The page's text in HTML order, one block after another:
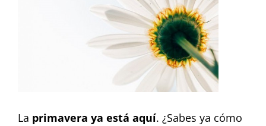
La primavera ya está aquí. ¿Sabes ya cómo